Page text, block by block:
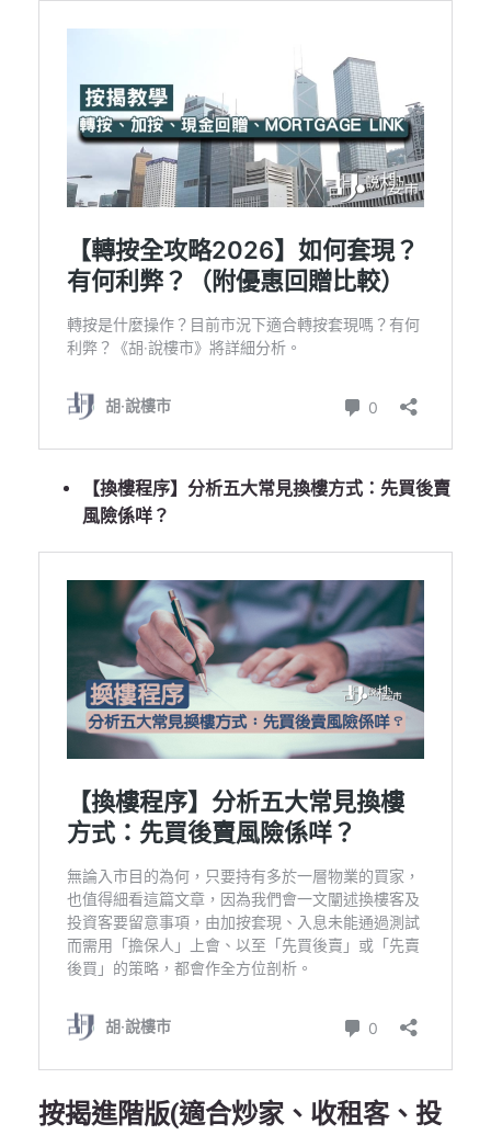
【換樓程序】分析五大常見換樓方式：先買後賣
風險係咩？
按揭進階版(適合炒家、收租客、投